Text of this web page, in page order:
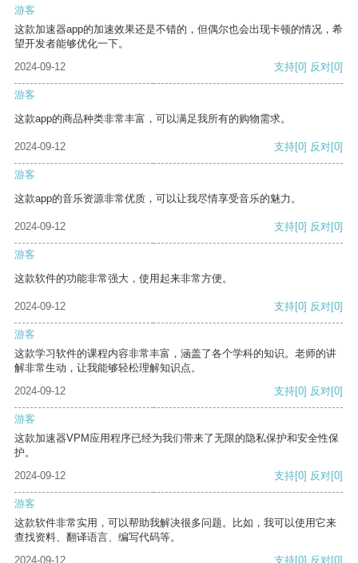
游客
这款加速器app的加速效果还是不错的，但偶尔也会出现卡顿的情况，希
望开发者能够优化一下。
2024-09-12
支持[0] 反对[0]
游客
这款app的商品种类非常丰富，可以满足我所有的购物需求。
2024-09-12 支持[0] 反对[0]
游客
这款app的音乐资源非常优质，可以让我尽情享受音乐的魅力。
2024-09-12 支持[0] 反对[0]
游客
这款软件的功能非常强大，使用起来非常方便。
2024-09-12 支持[0] 反对[0]
游客
这款学习软件的课程内容非常丰富，涵盖了各个学科的知识。老师的讲
解非常生动，让我能够轻松理解知识点。
2024-09-12
支持[0] 反对[0]
游客
这款加速器VPM应用程序已经为我们带来了无限的隐私保护和安全性保
护。
2024-09-12
支持[0] 反对[0]
游客
这款软件非常实用，可以帮助我解决很多问题。比如，我可以使用它来
查找资料、翻译语言、编写代码等。
2024-09-12
支持[0] 反对[0]